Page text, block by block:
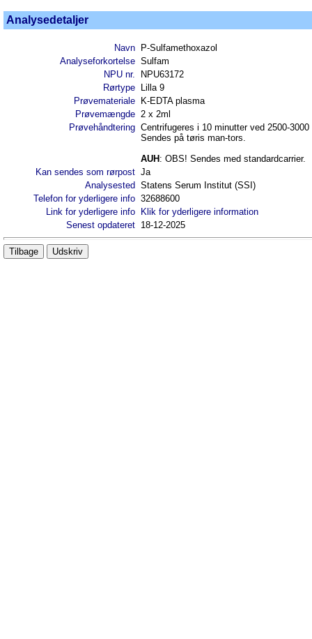
Analysedetaljer
Navn
P-Sulfamethoxazol
Analyseforkortelse Sulfam
NPU nr.
NPU63172
Rørtype
Lilla 9
Prøvemateriale
K-EDTA plasma
Prøvemængde 2 x 2ml
Prøvehåndtering Centrifugeres i 10 minutter ved 2500-
Sendes på tøris man-tors.
AUH : OBS! Sendes med standardcarrier.
Kan sendes som rørpost Ja
Analysested Statens Serum Institut (SSI)
Telefon for yderligere info 32688600
Link for yderligere info
Klik for yderligere information
Senest opdateret 18-12-2025